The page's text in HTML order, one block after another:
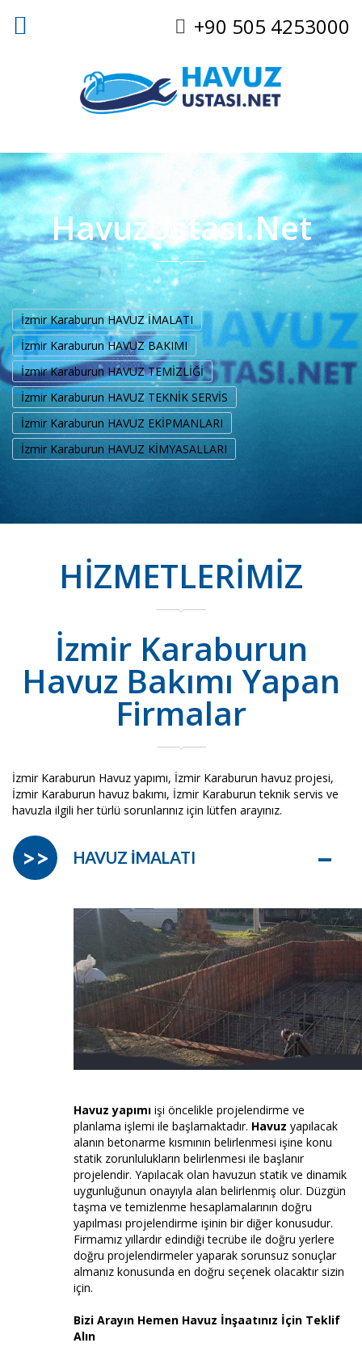
+90 505 4253000
HavuzUstası.Net
İzmir Karaburun HAVUZ İMALATI
İzmir Karaburun HAVUZ BAKIMI
İzmir Karaburun HAVUZ TEMİZLİĞİ
İzmir Karaburun HAVUZ TEKNİK SERVİS
İzmir Karaburun HAVUZ EKİPMANLARI
İzmir Karaburun HAVUZ KİMYASALLARI
HİZMETLERİMİZ
İzmir Karaburun
Havuz Bakımı Yapan
Firmalar
İzmir Karaburun Havuz yapımı, İzmir Karaburun havuz projesi,
İzmir Karaburun havuz bakımı, İzmir Karaburun teknik servis ve
havuzla ilgili her türlü sorunlarınız için lütfen arayınız.
HAVUZ İMALATI –
>>
Havuz yapımı işi öncelikle projelendirme ve
planlama işlemi ile başlamaktadır. Havuz yapılacak
alanın betonarme kısmının belirlenmesi işine konu
statik zorunlulukların belirlenmesi ile başlanır
projelendir. Yapılacak olan havuzun statik ve dinamik
uygunluğunun onayıyla alan belirlenmiş olur. Düzgün
taşma ve temizlenme hesaplamalarının doğru
yapılması projelendirme işinin bir diğer konusudur.
Firmamız yıllardır edindiği tecrübe ile doğru yerlere
doğru projelendirmeler yaparak sorunsuz sonuçlar
almanız konusunda en doğru seçenek olacaktır sizin
için.
Bizi Arayın Hemen Havuz İnşaatınız İçin Teklif
Alın